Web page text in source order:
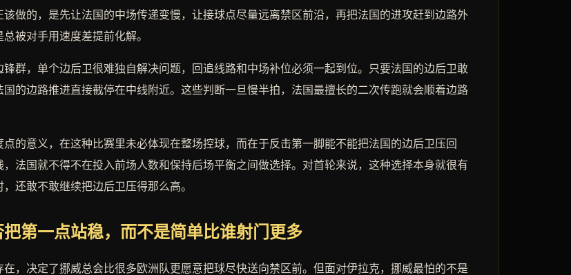
做的，是先让法国的中场传递变慢，让接球点尽量远离禁区前沿，再把法国的进攻赶到边路外
被对手用速度差提前化解。
群，单个边后卫很难独自解决问题，回追线路和中场补位必须一起到位。只要法国的边后卫敢
的边路推进直接截停在中线附近。这些判断一旦慢半拍，法国最擅长的二次传跑就会顺着边路
的意义，在这种比赛里未必体现在整场控球，而在于反击第一脚能不能把法国的边后卫压回
法国就不得不在投入前场人数和保持后场平衡之间做选择。对首轮来说，这种选择本身就很有
还敢不敢继续把边后卫压得那么高。
第一点站稳，而不是简单比谁射门更多
在，决定了挪威总会比很多欧洲队更愿意把球尽快送向禁区前。但面对伊拉克，挪威最怕的不是